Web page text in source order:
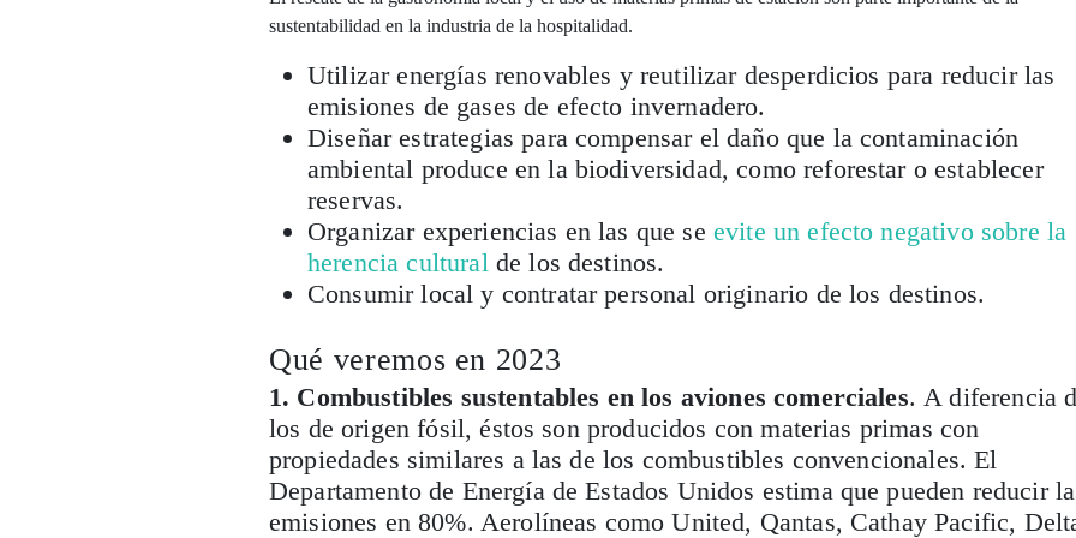
sustentabilidad en la industria de la hospitalidad.
Utilizar energías renovables y reutilizar desperdicios para reducir las
emisiones de gases de efecto invernadero.
Diseñar estrategias para compensar el daño que la contaminación
ambiental produce en la biodiversidad, como reforestar o establecer
reservas.
Organizar experiencias en las que se evite un efecto negativo sobre la
herencia cultural de los destinos.
Consumir local y contratar personal originario de los destinos.
Qué veremos en 2023
1. Combustibles sustentables en los aviones comerciales. A diferencia
los de origen fósil, éstos son producidos con materias primas con
propiedades similares a las de los combustibles convencionales. El
Departamento de Energía de Estados Unidos estima que pueden reducir
emisiones en 80%. Aerolíneas como United, Qantas, Cathay Pacific,